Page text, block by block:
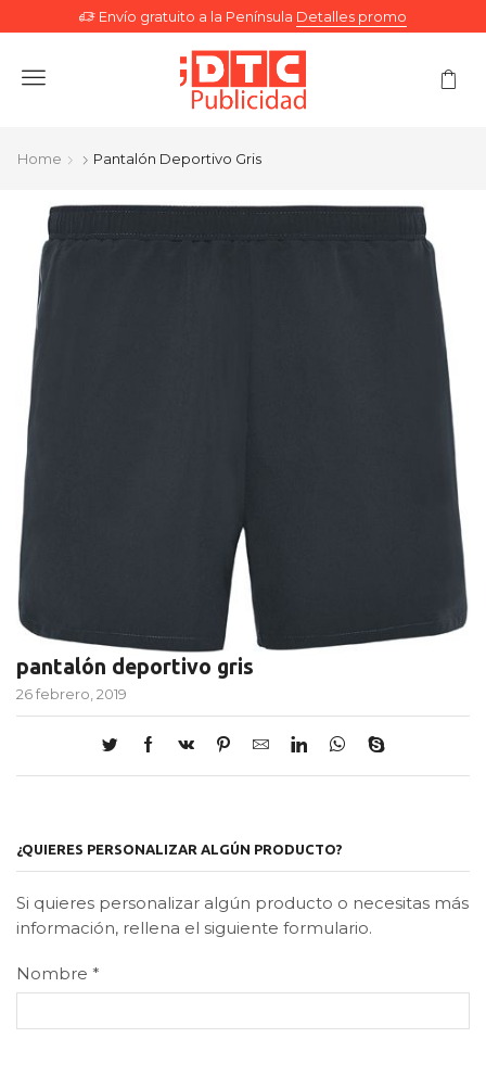
Envío gratuito a la Península Detalles promo
Menu
Home Pantalón Deportivo Gris
pantalón deportivo gris
26 febrero, 2019
¿QUIERES PERSONALIZAR ALGÚN PRODUCTO?
Si quieres personalizar algún producto o necesitas más
información, rellena el siguiente formulario.
Nombre *